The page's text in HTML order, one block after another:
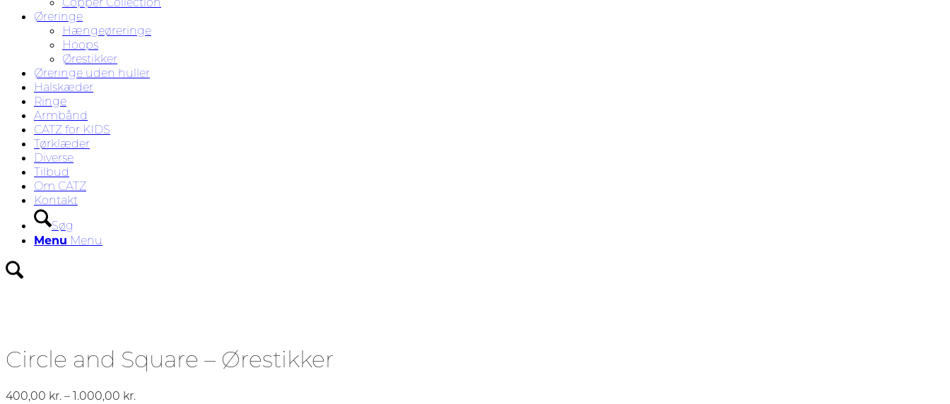
Øreringe
Hængeøreringe
Hoops
Ørestikker
Øreringe uden huller
Halskæder
Ringe
Armbånd
CATZ for KIDS
Tørklæder
Diverse
Tilbud
Om CATZ
Kontakt
Søg
Menu Menu
Circle and Square – Ørestikker
400,00 kr. –1.000,00 kr.